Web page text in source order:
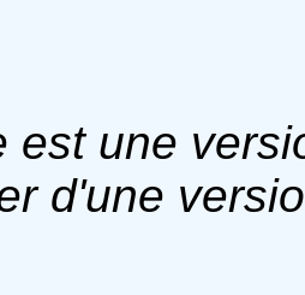
est une
d'une